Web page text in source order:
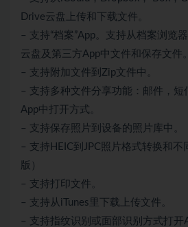
Drive云盘上传和下载文件。
– 支持“档案”App。支持从档案浏览
云盘及第三方App中文件和保存文件。
– 支持附加文件到Zip文件中。
– 支持多种文件分享功能：邮件，短
App中打开方式。
– 支持保存照片到设备的照片库中。
– 支持HEIC到JPC照片格式转换和
版）
– 支持打印文件。
– 支持从iTunes里下载上传文件。
– 支持指纹识别或面部识别方式打开